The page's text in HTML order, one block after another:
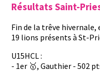
Résultats Saint-
Fin de la trêve hivernale,
19 lions présents à St-
U15HCL :
- 1er 🥇, Gauthier - 502